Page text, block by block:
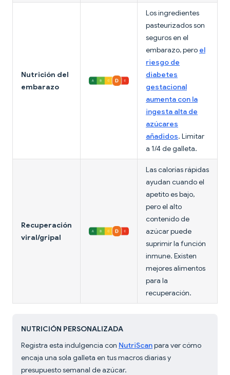
Nutrición del
embarazo
Los ingredientes
pasteurizados son
seguros en el
embarazo, pero el
riesgo de
diabetes
gestacional
aumenta con la
ingesta alta de
azúcares
añadidos. Limitar
a 1/4 de galleta.
Recuperación
viral/gripal
Las calorías rápidas
ayudan cuando el
apetito es bajo,
pero el alto
contenido de
azúcar puede
suprimir la función
inmune. Existen
mejores alimentos
para la
recuperación.
NUTRICIÓN PERSONALIZADA
Registra esta indulgencia con NutriScanpara ver cómo
encaja una sola galleta en tus macros diarias y
presupuesto semanal de azúcar.